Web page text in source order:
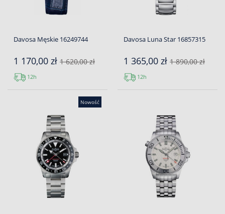
Davosa Męskie 16249744
1 170,00 zł 1 620,00 zł
12h
Davosa Luna Star 16857315
1 365,00 zł 1 890,00 zł
12h
Nowość